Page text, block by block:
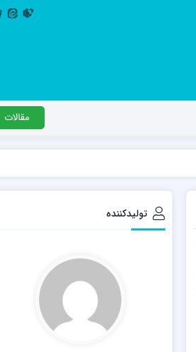
مدرسه اباصالح المهدی عج
مدرسه امام جعفر صادق علیه السلام ساوجبلاغ
مدرسه علمیه امام حسن مجتبی(ع) چهارباغ
مدرسه فقهی تخصصی امام رضا علیه السلام
مقالات
تولیدکننده